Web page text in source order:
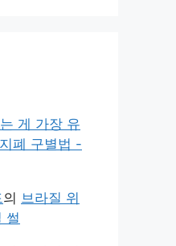
게 가장 유
폐 구별법 -
의 브라질 위
썰